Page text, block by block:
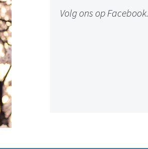
Volg ons op Facebook.